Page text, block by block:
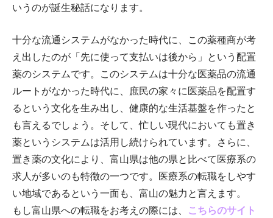
いうのが誕生秘話になります。
十分な流通システムがなかった時代に、この薬種商が考
え出したのが「先に使って支払いは後から」という配置
薬のシステムです。このシステムは十分な医薬品の流通
ルートがなかった時代に、庶民の家々に医薬品を配置す
るという文化を生み出し、健康的な生活基盤を作ったと
も言えるでしょう。そして、忙しい現代においても置き
薬というシステムは活用し続けられています。さらに、
置き薬の文化により、富山県は他の県と比べて医療系の
求人が多いのも特徴の一つです。医療系の転職をしやす
い地域であるという一面も、富山の魅力と言えます。
もし富山県への転職をお考えの際には、 こちらのサイト